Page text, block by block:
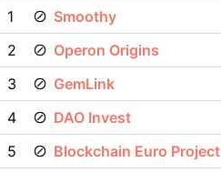
1 Smoothy
2
Operon Origins
3
GemLink
4
DAO Invest
5
Blockchain Euro Project